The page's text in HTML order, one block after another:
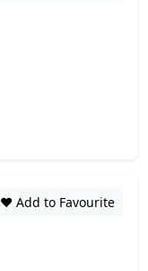
❤️ Add to Favourite